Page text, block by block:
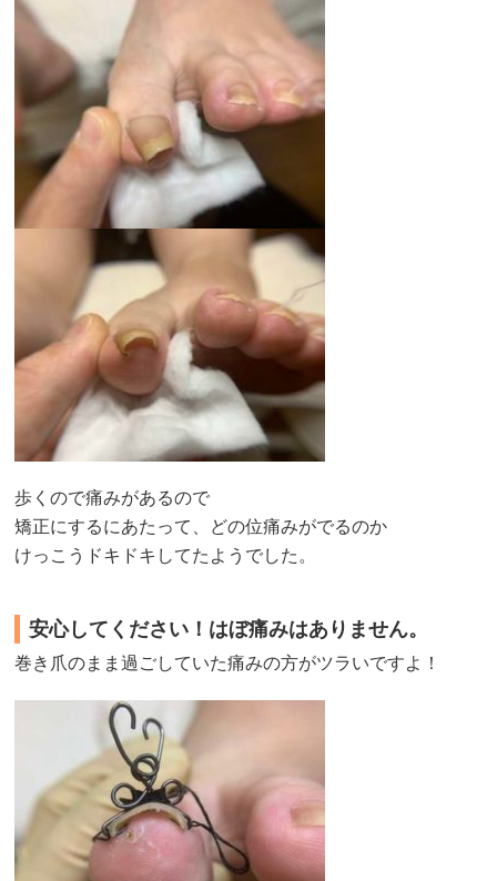
歩くので痛みがあるので
矯正にするにあたって、どの位痛みがでるのか
けっこうドキドキしてたようでした。
安心してください！はぼ痛みはありません。
巻き爪のまま過ごしていた痛みの方がツラいですよ！